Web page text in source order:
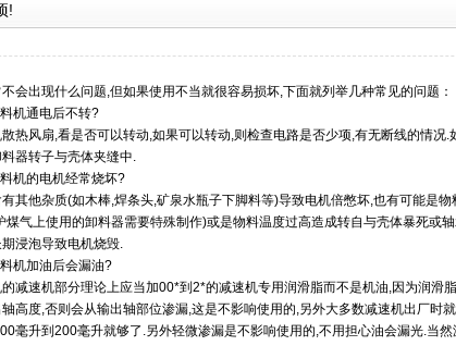
!
会出现什么问题,但如果使用不当就很容易损坏,下面就列举几种常见的问题：
机通电后不转?
热风扇,看是否可以转动,如果可以转动,则检查电路是否少项,有无断线的情况
器转子与壳体夹缝中.
机的电机经常烧坏?
其他杂质(如木棒,焊条头,矿泉水瓶子下脚料等)导致电机倍憋坏,也有可能是
煤气上使用的卸料器需要特殊制作)或是物料温度过高造成转自与壳体暴死或
浸泡导致电机烧毁.
机加油后会漏油?
减速机部分理论上应当加00*到2*的减速机专用润滑脂而不是机油,因为润滑
高度,否则会从输出轴部位渗漏,这是不影响使用的,另外大多数减速机出厂时
毫升到200毫升就够了.另外轻微渗漏是不影响使用的,不用担心油会漏光.当